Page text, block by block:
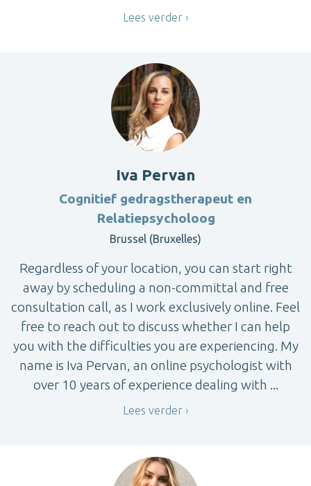
Lees verder
Iva Pervan
Cognitief gedragstherapeut en
Relatiepsycholoog
Brussel (Bruxelles)
Regardless of your location, you can start right
away by scheduling a non-committal and free
consultation call, as I work exclusively online. Feel
free to reach out to discuss whether I can help
you with the difficulties you are experiencing. My
name is Iva Pervan, an online psychologist with
over 10 years of experience dealing with ...
Lees verder